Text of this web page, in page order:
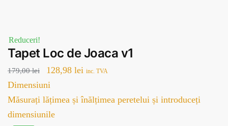
Reduceri!
Tapet Loc de Joaca v1
179,00lei
Prețul
inițial
a
fost:
128,98 lei Prețul
este:
inc. TVA
Dimensiuni
Măsurați lățimea și înălțimea peretelui și introduceți
dimensiunile